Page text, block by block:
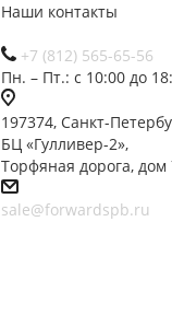
Наши контакты
+7 (812) 565-65-56
Пн. – Пт.: с 10:00 до
197374, Санкт-
БЦ «Гулливер-2»,
Торфяная дорога,
sale@forwardspb.ru